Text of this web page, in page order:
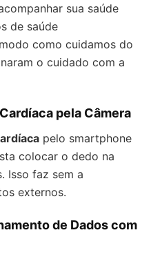
sua saúde
de saúde
como cuidamos do
o cuidado com a
pela Câmera
pelo smartphone
colocar o dedo na
Isso faz sem a
externos.
de Dados com